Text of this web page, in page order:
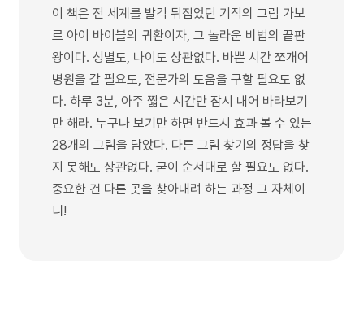
이 책은 전 세계를 발칵 뒤집었던 기적의 그림 가보
르 아이 바이블의 귀환이자, 그 놀라운 비법의 끝판
왕이다. 성별도, 나이도 상관없다. 바쁜 시간 쪼개어
병원을 갈 필요도, 전문가의 도움을 구할 필요도 없
다. 하루 3분, 아주 짧은 시간만 잠시 내어 바라보기
만 해라. 누구나 보기만 하면 반드시 효과 볼 수 있는
28개의 그림을 담았다. 다른 그림 찾기의 정답을 찾
지 못해도 상관없다. 굳이 순서대로 할 필요도 없다.
중요한 건 다른 곳을 찾아내려 하는 과정 그 자체이
니!